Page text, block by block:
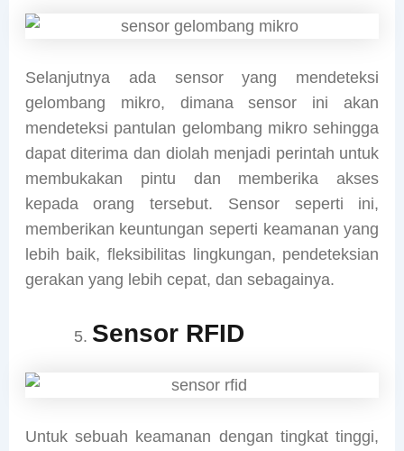
Selanjutnya ada sensor yang mendeteksi
gelombang mikro, dimana sensor ini akan
mendeteksi pantulan gelombang mikro sehingga
dapat diterima dan diolah menjadi perintah untuk
membukakan pintu dan memberika akses
kepada orang tersebut. Sensor seperti ini,
memberikan keuntungan seperti keamanan yang
lebih baik, fleksibilitas lingkungan, pendeteksian
gerakan yang lebih cepat, dan sebagainya.
Sensor RFID
Untuk sebuah keamanan dengan tingkat tinggi,